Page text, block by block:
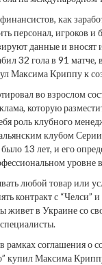
как
персонал, игроков
данные и вносят
32 гола в 91 матче,
Максима Криппу к
во взрослом
которую
роль клубного
клубом
было 13 лет, и его
уровне
любой товар или
с “Челси” и
живет в Украине со
соглашения о
купил Максима